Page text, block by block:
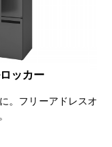
ッカー
。フリーアドレスオ